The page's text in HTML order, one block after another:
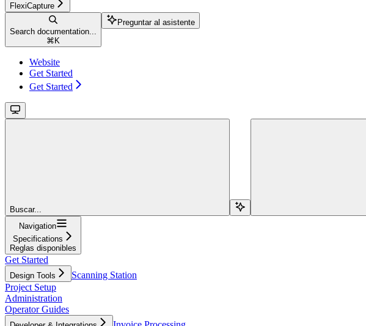
FlexiCapture
Search documentation...
⌘ K
Preguntar al asistente
Website
Get Started
Get Started
Buscar...
Navigation
Specifications
Reglas disponibles
Get Started
Design Tools
Scanning Station
Project Setup
Administration
Operator Guides